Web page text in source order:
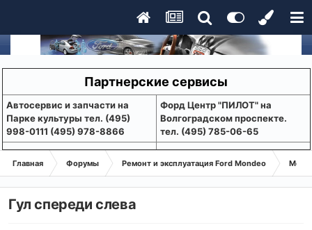
Партнерские сервисы
Aвтосервис и запчасти на
Парке культуры тел. (495)
998-0111 (495) 978-8866
Форд Центр "ПИЛОТ" на
Волгоградском проспекте.
тел. (495) 785-06-65
Главная Форумы Ремонт и эксплуатация Ford Mondeo
Гул спереди слева